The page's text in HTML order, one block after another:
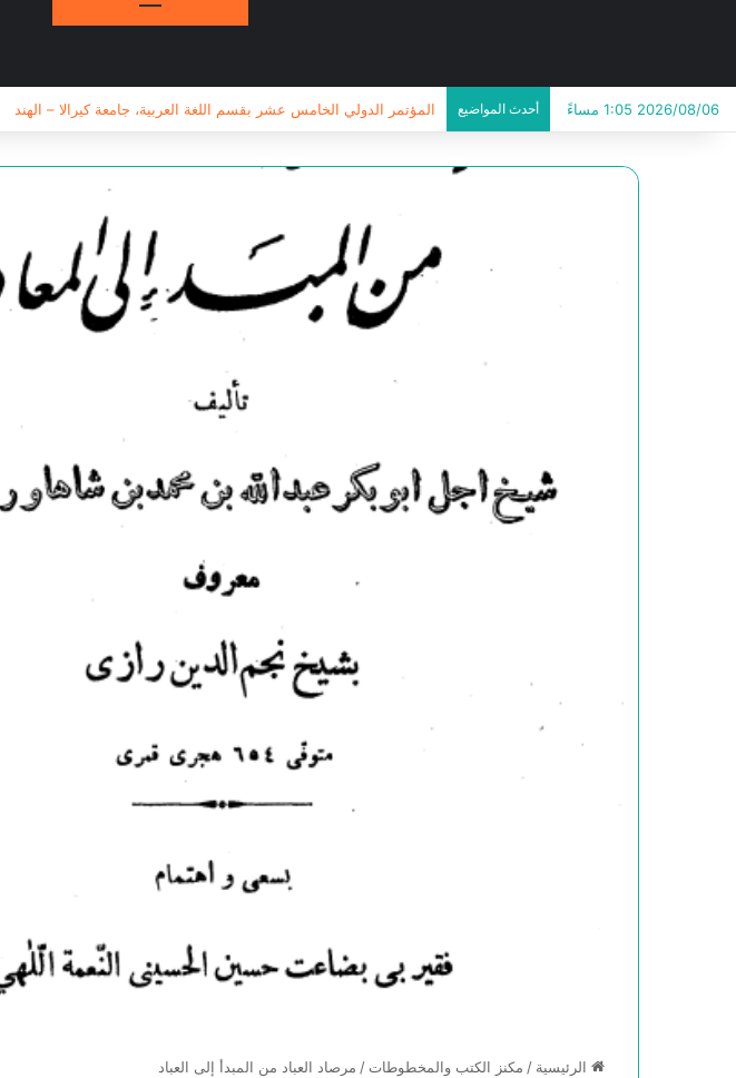
2026/08/06 1:05 مساءً أحدث المواضيع المؤتمر الدولي الخامس عشر بقسم اللغة العربية، جامعة كيرالا – الهند
الرئيسية / مكنز الكتب والمخطوطات / مرصاد العباد من المبدأ إلى العباد